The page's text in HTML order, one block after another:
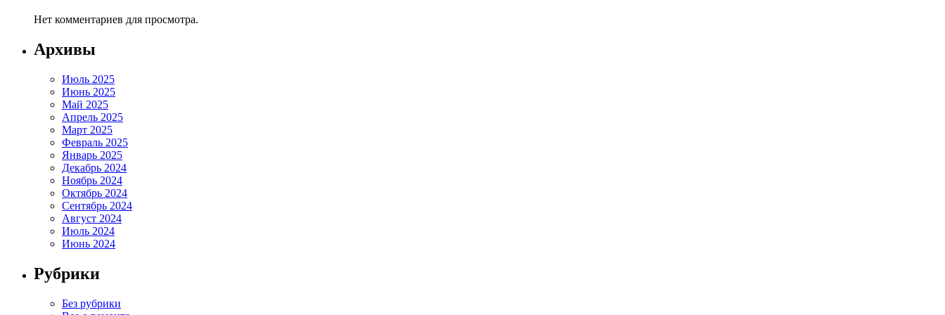
Нет комментариев для просмотра.
Архивы
Июль 2025
Июнь 2025
Май 2025
Апрель 2025
Март 2025
Февраль 2025
Январь 2025
Декабрь 2024
Ноябрь 2024
Октябрь 2024
Сентябрь 2024
Август 2024
Июль 2024
Июнь 2024
Рубрики
Без рубрики